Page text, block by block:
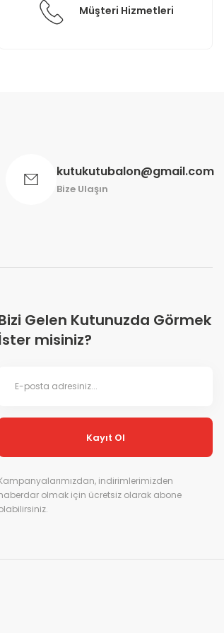
Müşteri Hizmetleri
kutukutubalon@gmail.com
Bize Ulaşın
Gelen Kutunuzda Görmek
misiniz?
Kayıt Ol
indirimlerimizden
olmak için ücretsiz olarak abone